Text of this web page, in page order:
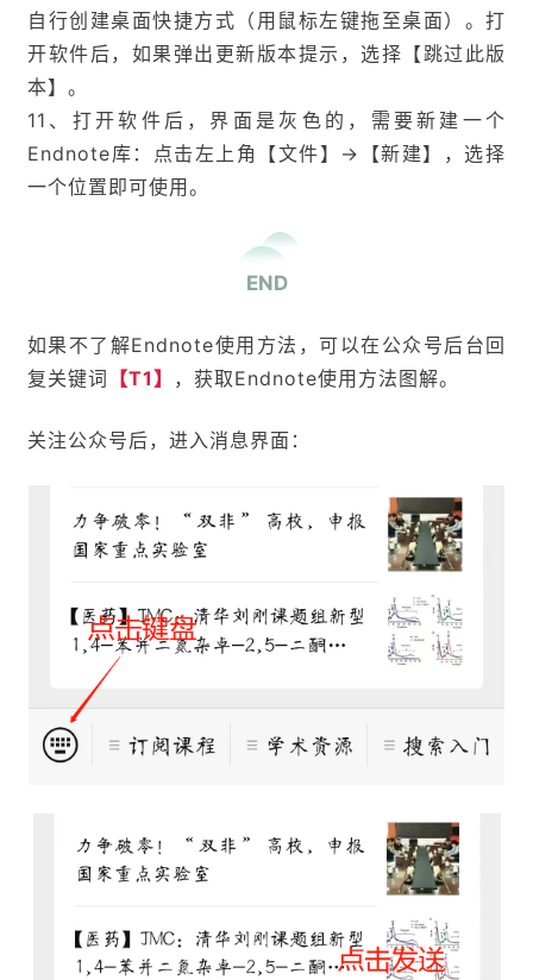
自行创建桌面快捷方式（用鼠标左键拖至桌面）。打
开软件后，如果弹出更新版本提示，选择【跳过此版
本】。
11、打开软件后，界面是灰色的，需要新建一个
Endnote库：点击左上角【文件】→【新建】，选择
一个位置即可使用。
END
如果不了解Endnote使用方法，可以在公众号后台回
复关键词 【T1】 ， 获取Endnote使用方法图解。
关注公众号后，进入消息界面：